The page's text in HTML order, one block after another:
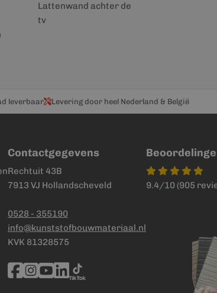
Lattenwand achter de
tv
leverbaar Levering door heel Nederland & België
Contactgegevens
Rechtuit 43B
7913 VJ Hollandscheveld
0528 - 355190
info@kunststofbouwmateriaal.nl
KVK 81328575
9.4/10 (905